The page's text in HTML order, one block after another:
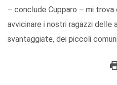
– conclude Cupparo – mi
avvicinare i nostri ragazzi delle
svantaggiate, dei piccoli